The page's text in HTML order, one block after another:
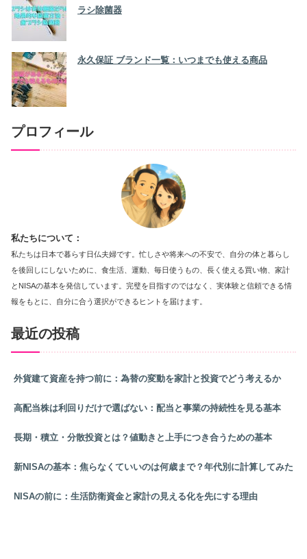
ラシ除菌器
永久保証 ブランド一覧：いつまでも使える商品
プロフィール
私たちについて：
私たちは日本で暮らす日仏夫婦です。忙しさや将来への不安で、自分の体と暮らし
を後回しにしないために、食生活、運動、毎日使うもの、長く使える買い物、家計
とNISAの基本を発信しています。完璧を目指すのではなく、実体験と信頼できる情
報をもとに、自分に合う選択ができるヒントを届けます。
最近の投稿
外貨建て資産を持つ前に：為替の変動を家計と投資でどう考えるか
高配当株は利回りだけで選ばない：配当と事業の持続性を見る基本
長期・積立・分散投資とは？値動きと上手につき合うための基本
新NISAの基本：焦らなくていいのは何歳まで？年代別に計算してみた
NISAの前に：生活防衛資金と家計の見える化を先にする理由